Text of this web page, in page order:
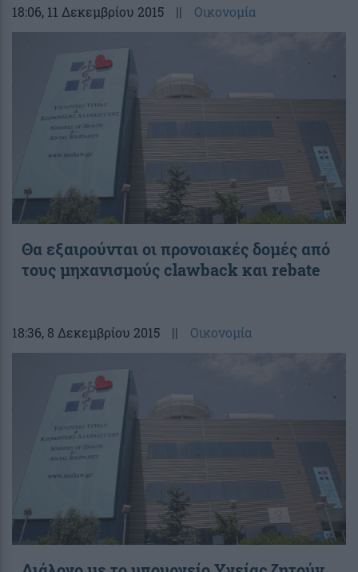
18:06, 11 Δεκεμβρίου 2015 || Οικονομία
Θα εξαιρούνται οι προνοιακές δομές από
τους μηχανισμούς clawback και rebate
18:36, 8 Δεκεμβρίου 2015 || Οικονομία